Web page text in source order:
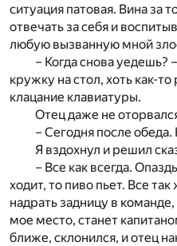
ситуация патовая. Вина за
отвечать за себя и
любую вызванную мной
– Когда снова уедешь?
кружку на стол, хоть как-
клацание клавиатуры.
Отец даже не
– Сегодня после обеда.
Я вздохнул и решил
– Все как всегда.
ходит, то пиво пьет. Все
надрать задницу в
мое место, станет
ближе, склонился, и отец